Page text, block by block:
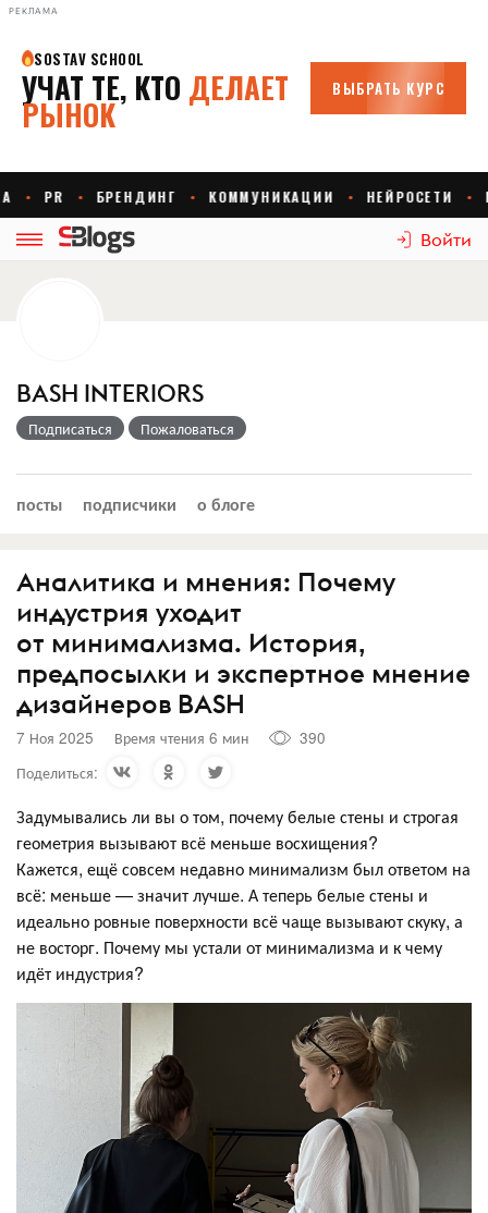
РЕКЛАМА
Войти
BASH INTERIORS
Подписаться Пожаловаться
посты подписчики о блоге
Аналитика и мнения: Почему
индустрия уходит
от минимализма. История,
предпосылки и экспертное мнение
дизайнеров BASH
7 Ноя 2025 Время чтения 6 мин
390
Поделиться:
Задумывались ли вы о том, почему белые стены и строгая
геометрия вызывают всё меньше восхищения?
Кажется, ещё совсем недавно минимализм был ответом на
всё: меньше — значит лучше. А теперь белые стены и
идеально ровные поверхности всё чаще вызывают скуку, а
не восторг. Почему мы устали от минимализма и к чему
идёт индустрия?